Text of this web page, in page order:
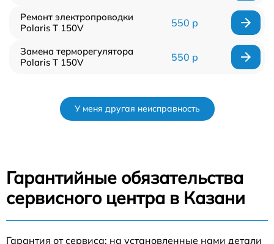
Ремонт электропроводки
Polaris T 150V
550 р
Замена терморегулятора
Polaris T 150V
550 р
У меня другая неисправность
Гарантийные обязательства
сервисного центра в Казани
Гарантия от сервиса: на установленные нами детали